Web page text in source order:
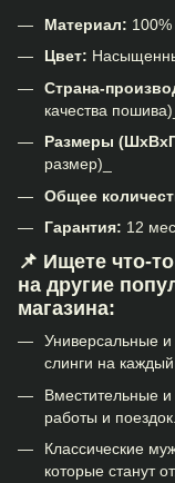
Материал: 100%
Цвет:
Страна-
качества пошива)_
Размеры
размер)_
Общее
Гарантия: 12
📌 Ищете что-
на другие
магазина:
Универсальные
слинги на
Вместительные
работы и поездок.
Классические
которые станут